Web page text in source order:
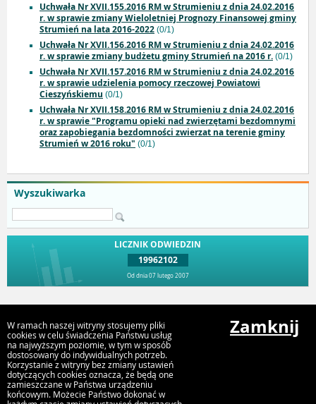
Wyszukiwarka
LICZNIK ODWIEDZIN
19962102
Od dnia 07 lutego 2007
Uchwała Nr XVII.155.2016 RM w Strumieniu z dnia 24.02.2016
r. w sprawie zmiany Wieloletniej Prognozy Finansowej gminy
Strumień na lata 2016-2022 (0/1)
Uchwała Nr XVII.156.2016 RM w Strumieniu z dnia 24.02.2016
r. w sprawie zmiany budżetu gminy Strumień na 2016 r. (0/1)
Uchwała Nr XVII.157.2016 RM w Strumieniu z dnia 24.02.2016
r. w sprawie udzielenia pomocy rzeczowej Powiatowi
Cieszyńskiemu (0/1)
Uchwała Nr XVII.158.2016 RM w Strumieniu z dnia 24.02.2016
r. w sprawie "Programu opieki nad zwierzętami bezdomnymi
oraz zapobiegania bezdomności zwierzat na terenie gminy
Strumień w 2016 roku" (0/1)
Urząd Miejski Strumień
ul. Rynek 4, 43-246 Strumień
W ramach naszej witryny stosujemy pliki
cookies w celu świadczenia Państwu usług
na najwyższym poziomie, w tym w sposób
dostosowany do indywidualnych potrzeb.
Korzystanie z witryny bez zmiany ustawień
dotyczących cookies oznacza, że będą one
zamieszczane w Państwa urządzeniu
końcowym. Możecie Państwo dokonać w
Zamknij